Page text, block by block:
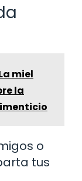
miel
la
o
tus